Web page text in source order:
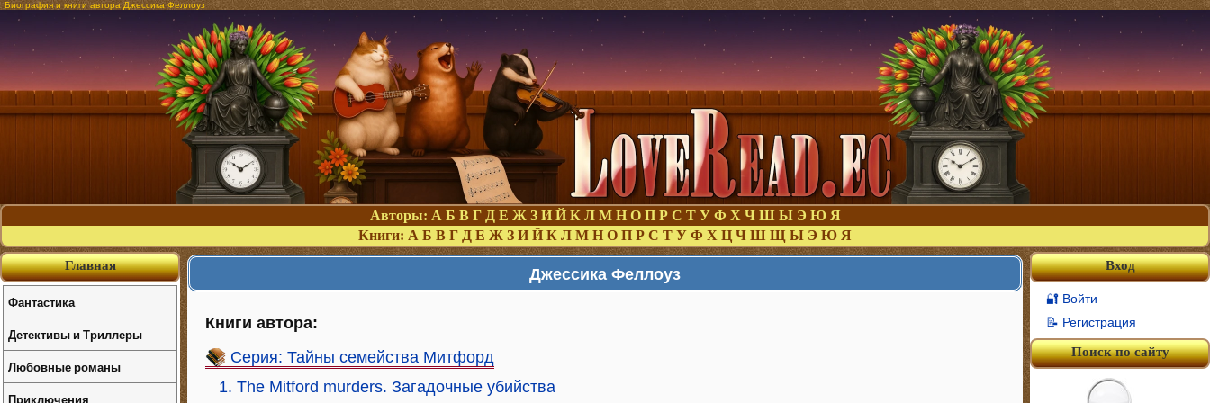
Биография и книги автора Джессика Феллоуз
Авторы: А Б В Г Д Е Ж З И Й К Л М Н О П Р С Т У Ф Х Ч Ш Ы Э Ю Я
Книги: А Б В Г Д Е Ж З И Й К Л М Н О П Р С Т У Ф Х Ц Ч Ш Щ Ы Э Ю Я
Джессика Феллоуз
Книги автора:
Серия: Тайны семейства Митфорд
1. The Mitford murders. Загадочные убийства
Вход
🔐 Войти
📝 Регистрация
Поиск по сайту
Главная
Фантастика
Детективы и Триллеры
Любовные романы
Приключения